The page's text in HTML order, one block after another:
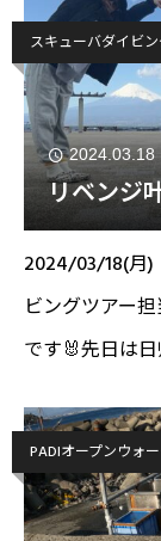
ス('◇')ゞ本日
スキューバダイビ
2024.03.18
リベンジ
2024/03/18(月)
ビングツアー
です🐰先日は
ず・・・・今
ました
PADIオープンウォ